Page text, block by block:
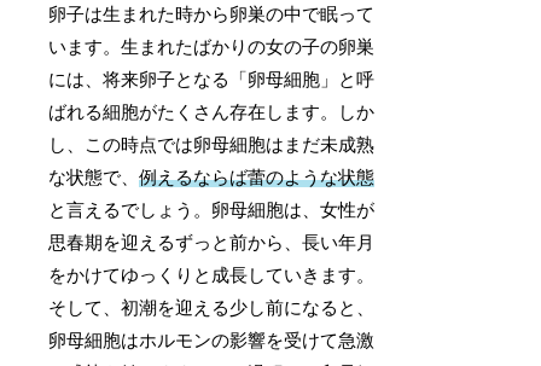
卵子は生まれた時から卵巣の中で眠って
います。生まれたばかりの女の子の卵巣
には、将来卵子となる「卵母細胞」と呼
ばれる細胞がたくさん存在します。しか
し、この時点では卵母細胞はまだ未成熟
な状態で、例えるならば蕾のような状態
と言えるでしょう。卵母細胞は、女性が
思春期を迎えるずっと前から、長い年月
をかけてゆっくりと成長していきます。
そして、初潮を迎える少し前になると、
卵母細胞はホルモンの影響を受けて急激